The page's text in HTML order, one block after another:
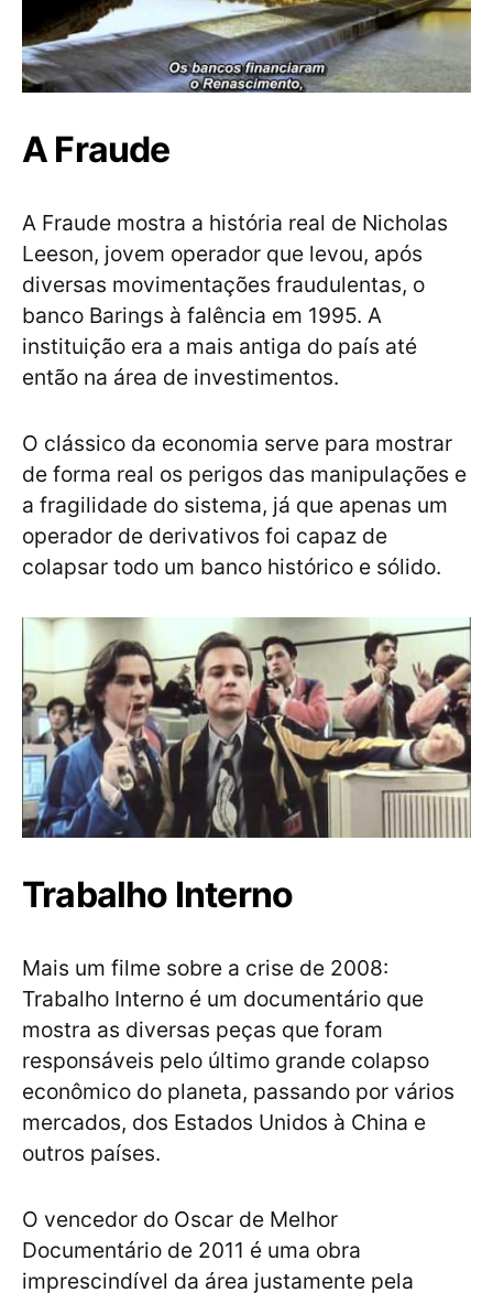
A Fraude
A Fraude mostra a história real de Nicholas
Leeson, jovem operador que levou, após
diversas movimentações fraudulentas, o
banco Barings à falência em 1995. A
instituição era a mais antiga do país até
então na área de investimentos.
O clássico da economia serve para mostrar
de forma real os perigos das manipulações e
a fragilidade do sistema, já que apenas um
operador de derivativos foi capaz de
colapsar todo um banco histórico e sólido.
Trabalho Interno
Mais um filme sobre a crise de 2008:
Trabalho Interno é um documentário que
mostra as diversas peças que foram
responsáveis pelo último grande colapso
econômico do planeta, passando por vários
mercados, dos Estados Unidos à China e
outros países.
O vencedor do Oscar de Melhor
Documentário de 2011 é uma obra
imprescindível da área justamente pela